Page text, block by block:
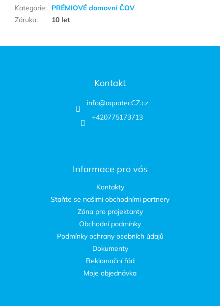
Kategorie:
PRÉMIOVÉ domovní ČOV
Záruka: 10 let
Kontakt
info@aquatecCZ.cz
+420775173713
Informace pro vás
Kontakty
Staňte se našimi obchodními partnery
Zóna pro projektanty
Obchodní podmínky
Podmínky ochrany osobních údajů
Dokumenty
Reklamační řád
Moje objednávka